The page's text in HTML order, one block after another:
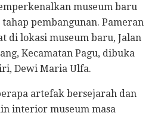
museum baru
pembangunan. Pameran
di lokasi museum baru, Jalan
Kecamatan Pagu, dibuka
Dewi Maria Ulfa.
artefak bersejarah dan
interior museum masa